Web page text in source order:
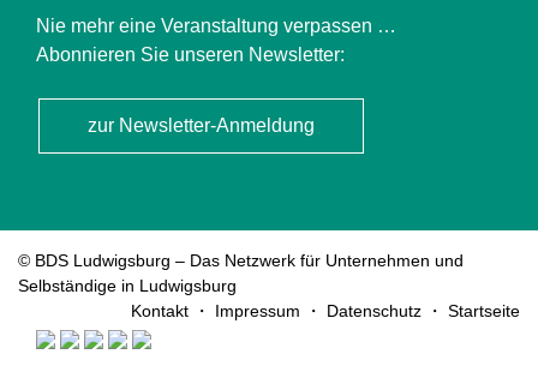
Nie mehr eine Veranstaltung verpassen …
Abonnieren Sie unseren Newsletter:
zur Newsletter-Anmeldung
© BDS Ludwigsburg – Das Netzwerk für Unternehmen und
Selbständige in Ludwigsburg
überspringen
Kontakt Impressum Datenschutz Startseite